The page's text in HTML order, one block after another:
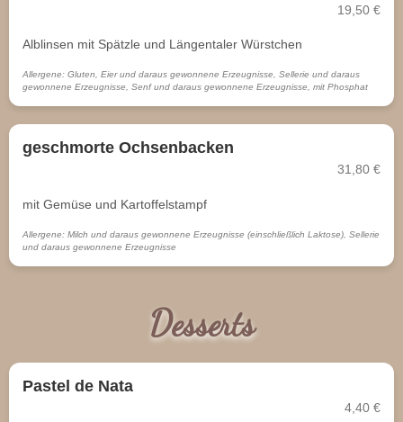
19,50 €
Alblinsen mit Spätzle und Längentaler Würstchen
Allergene: Gluten, Eier und daraus gewonnene Erzeugnisse, Sellerie und daraus
gewonnene Erzeugnisse, Senf und daraus gewonnene Erzeugnisse, mit Phosphat
geschmorte Ochsenbacken
31,80 €
mit Gemüse und Kartoffelstampf
Allergene: Milch und daraus gewonnene Erzeugnisse (einschließlich Laktose), Sellerie
und daraus gewonnene Erzeugnisse
Desserts
Pastel de Nata
4,40 €